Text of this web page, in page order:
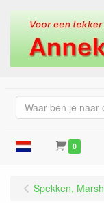
0
Spekken,